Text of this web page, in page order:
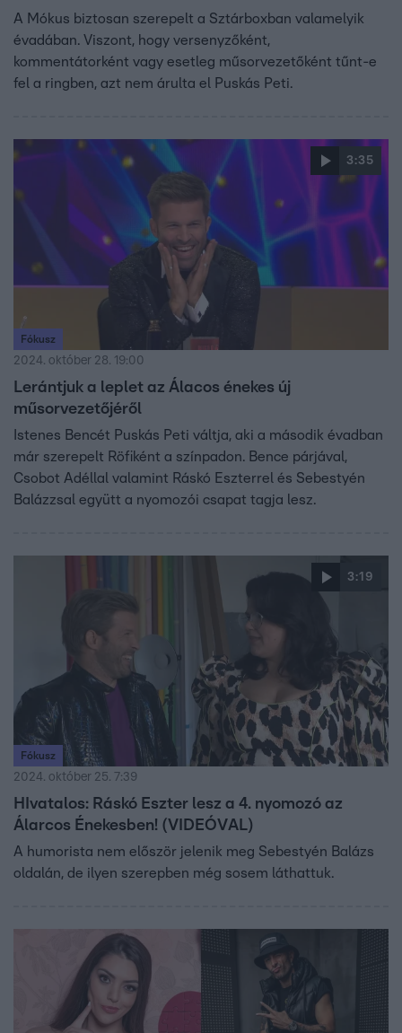
A Mókus biztosan szerepelt a Sztárboxban valamelyik
évadában. Viszont, hogy versenyzőként,
kommentátorként vagy esetleg műsorvezetőként tűnt-e
fel a ringben, azt nem árulta el Puskás Peti.
3:35
Fókusz
2024. október 28. 19:00
Lerántjuk a leplet az Álacos énekes új
műsorvezetőjéről
Istenes Bencét Puskás Peti váltja, aki a második évadban
már szerepelt Röfiként a színpadon. Bence párjával,
Csobot Adéllal valamint Ráskó Eszterrel és Sebestyén
Balázzsal együtt a nyomozói csapat tagja lesz.
3:19
Fókusz
2024. október 25. 7:39
HIvatalos: Ráskó Eszter lesz a 4. nyomozó az
Álarcos Énekesben! (VIDEÓVAL)
A humorista nem először jelenik meg Sebestyén Balázs
oldalán, de ilyen szerepben még sosem láthattuk.